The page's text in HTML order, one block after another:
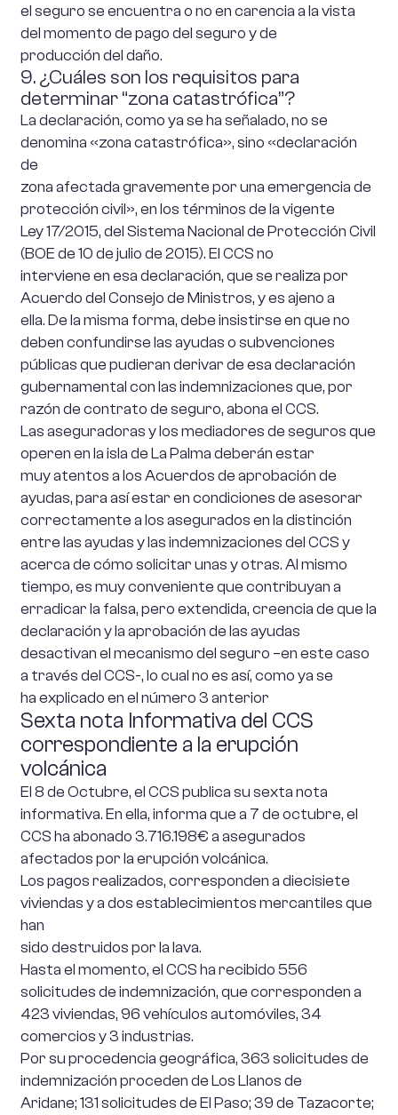
el seguro se encuentra o no en carencia a la vista
del momento de pago del seguro y de
producción del daño.
9. ¿Cuáles son los requisitos para
determinar “zona catastrófica”?
La declaración, como ya se ha señalado, no se
denomina «zona catastrófica», sino «declaración
de
zona afectada gravemente por una emergencia de
protección civil», en los términos de la vigente
Ley 17/2015, del Sistema Nacional de Protección Civil
(BOE de 10 de julio de 2015). El CCS no
interviene en esa declaración, que se realiza por
Acuerdo del Consejo de Ministros, y es ajeno a
ella. De la misma forma, debe insistirse en que no
deben confundirse las ayudas o subvenciones
públicas que pudieran derivar de esa declaración
gubernamental con las indemnizaciones que, por
razón de contrato de seguro, abona el CCS.
Las aseguradoras y los mediadores de seguros que
operen en la isla de La Palma deberán estar
muy atentos a los Acuerdos de aprobación de
ayudas, para así estar en condiciones de asesorar
correctamente a los asegurados en la distinción
entre las ayudas y las indemnizaciones del CCS y
acerca de cómo solicitar unas y otras. Al mismo
tiempo, es muy conveniente que contribuyan a
erradicar la falsa, pero extendida, creencia de que la
declaración y la aprobación de las ayudas
desactivan el mecanismo del seguro –en este caso
a través del CCS-, lo cual no es así, como ya se
ha explicado en el número 3 anterior
Sexta nota Informativa del CCS
correspondiente a la erupción
volcánica
El 8 de Octubre, el CCS publica su sexta nota
informativa. En ella, informa que a 7 de octubre, el
CCS ha abonado 3.716.198€ a asegurados
afectados por la erupción volcánica.
Los pagos realizados, corresponden a diecisiete
viviendas y a dos establecimientos mercantiles que
han
sido destruidos por la lava.
Hasta el momento, el CCS ha recibido 556
solicitudes de indemnización, que corresponden a
423 viviendas, 96 vehículos automóviles, 34
comercios y 3 industrias.
Por su procedencia geográfica, 363 solicitudes de
indemnización proceden de Los Llanos de
Aridane; 131 solicitudes de El Paso; 39 de Tazacorte;